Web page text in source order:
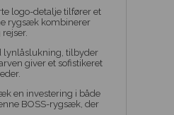
logo-detalje tilfører et
rygsæk kombinerer
lynlåslukning, tilbyder
giver et sofistikeret
en investering i både
BOSS-rygsæk, der